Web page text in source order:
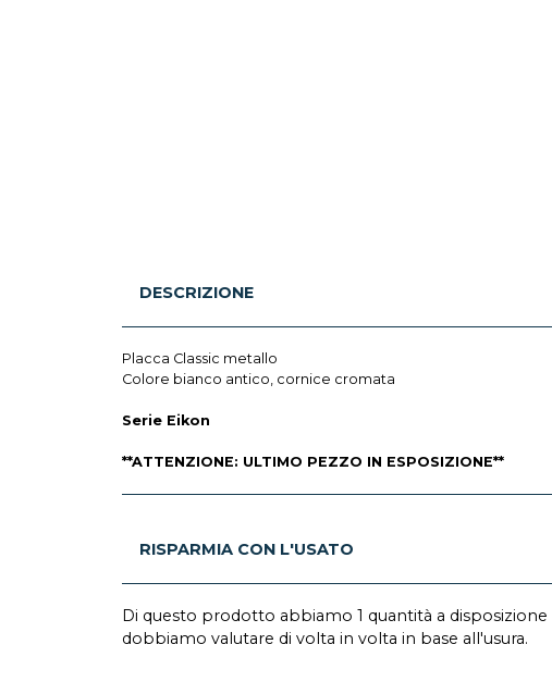
DESCRIZIONE
Placca Classic metallo
Colore bianco antico, cornice cromata
Serie Eikon
**ATTENZIONE: ULTIMO PEZZO IN ESPOSIZIONE**
RISPARMIA CON L'USATO
Di questo prodotto abbiamo 1 quantità a
dobbiamo valutare di volta in volta in base all'usura.